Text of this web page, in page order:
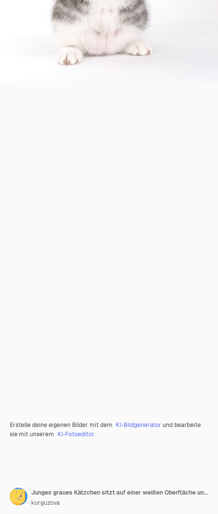
Erstelle deine eigenen Bilder mit dem KI-Bildgenerator und bearbeite
sie mit unserem KI-Fotoeditor.
Junges graues Kätzchen sitzt auf einer weißen Oberfläche und hält seine Pfote hoch. Porträt der schottischen Katze.
kurguzova